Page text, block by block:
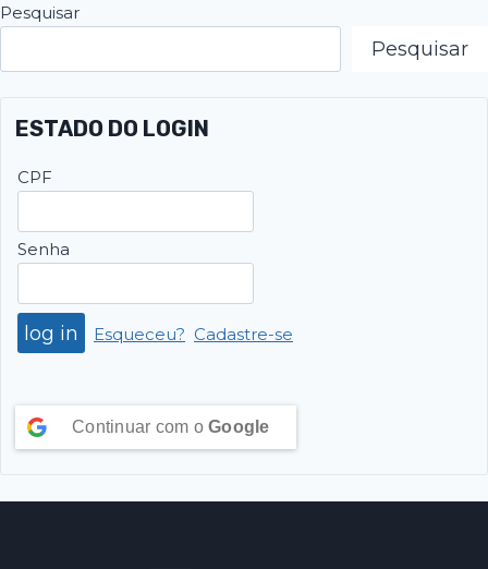
Pesquisar
Pesquisar
ESTADO DO LOGIN
CPF
Senha
Esqueceu? Cadastre-se
Continuar com o Google